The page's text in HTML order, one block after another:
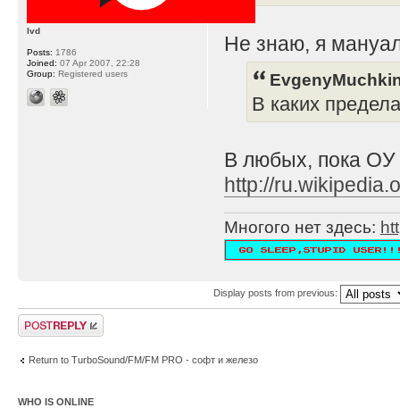
Не знаю, я
В каких
В любых, пока ОУ
http://
Многого нет здесь:
lvd
Posts: 1786
Joined: 07 Apr 2007, 22:28
Group: Registered users
Display posts from previous:
Post a reply
Return to TurboSound/FM/FM PRO - софт и железо
WHO IS ONLINE